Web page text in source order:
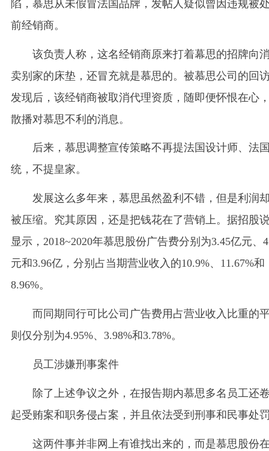
陷，慕思从未假冒法国品牌，发帖人疑似曾因违规被
前经销商。
该负责人称，这名经销商原来打着幕思的招牌向
卖别家的床垫，还冒充就是慕思的。被慕思公司的回
发现后，该经销商被取消代理资质，随即便怀恨在心
散播对慕思不利的消息。
后来，慕思调整宣传策略不再提法国设计师、法
统，不提皇家。
发展这么多年来，慕思虽然盈利不错，但是利润
被压缩。究其原因，还是把钱花在了营销上。据招股
显示，2018~2020年慕思股份广告费分别为3.45亿元、
元和3.96亿，分别占当期营业收入的10.9%、11.67%和
8.96%。
而同期同行可比公司广告费用占营业收入比重的
则仅分别为4.95%、3.98%和3.78%。
员工涉嫌刑事案件
除了上述争议之外，在报告期内慕思多名员工还
起受贿案和职务侵占案，并且依法受到刑事和民事处
这两件事并非网上有谁找出来的，而是慕思股份